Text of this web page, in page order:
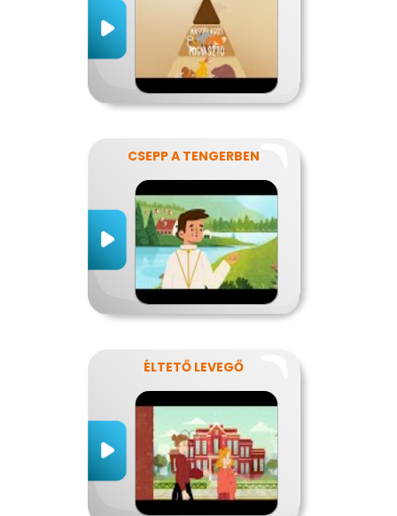
CSEPP A TENGERBEN
ÉLTETŐ LEVEGŐ